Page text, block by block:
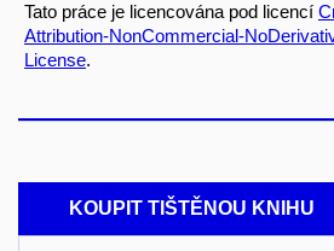
Tato práce je licencována pod licencí
Attribution-NonCommercial-
License.
KOUPIT TIŠTĚNOU KNIHU